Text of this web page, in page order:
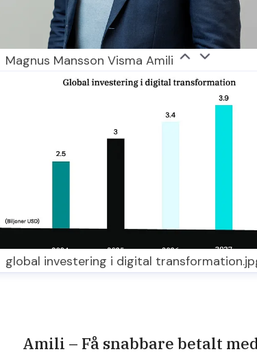
Magnus Mansson Visma Amili
global investering i digital
Amili – Få snabbare betalt